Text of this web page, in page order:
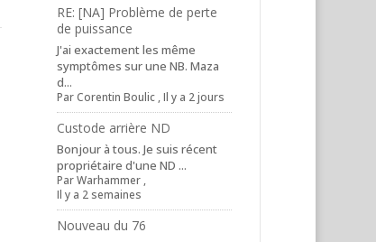
RE: [NA] Problème de perte
de puissance
J'ai exactement les même
symptômes sur une NB. Maza
d...
ParCorentin Boulic ,Il y a 2 jours
Custode arrière ND
Bonjour à tous. Je suis récent
propriétaire d'une ND ...
ParWarhammer ,
Il y a 2 semaines
Nouveau du 76